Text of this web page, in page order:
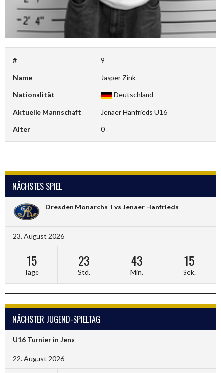
# 9
Name Jasper Zink
Nationalität Deutschland
Aktuelle Mannschaft Jenaer Hanfrieds U16
Alter 0
NÄCHSTES SPIEL
Dresden Monarchs II vs Jenaer Hanfrieds
23. August 2026
15
Tage
23
Std.
43
Min.
15
Sek.
NÄCHSTER JUGEND-SPIELTAG
U16 Turnier in Jena
22. August 2026